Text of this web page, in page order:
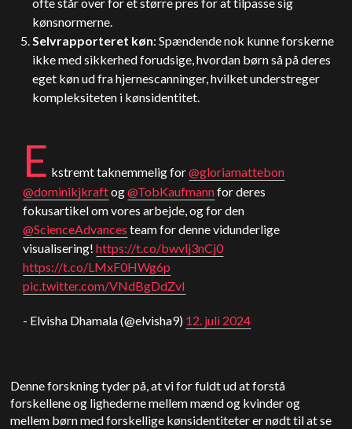
kønsnormerne.
Selvrapporteret køn: Spændende nok kunne forskerne
ikke med sikkerhed forudsige, hvordan børn så på deres
eget køn ud fra hjernescanninger, hvilket understreger
kompleksiteten i kønsidentitet.
E kstremt taknemmelig for@gloriamattebon
@dominikjkraftog@TobKaufmannfor deres
fokusartikel om vores arbejde, og for den
@ScienceAdvances team for denne vidunderlige
visualisering!https://t.co/bwvlj3nCj0
https://t.co/LMxF0HWg6p
pic.twitter.com/VNdBgDdZvI
- Elvisha Dhamala (@elvisha9) 12. juli 2024
Denne forskning tyder på, at vi for fuldt ud at forstå
forskellene og lighederne mellem mænd og kvinder og
mellem børn med forskellige kønsidentiteter er nødt til at se